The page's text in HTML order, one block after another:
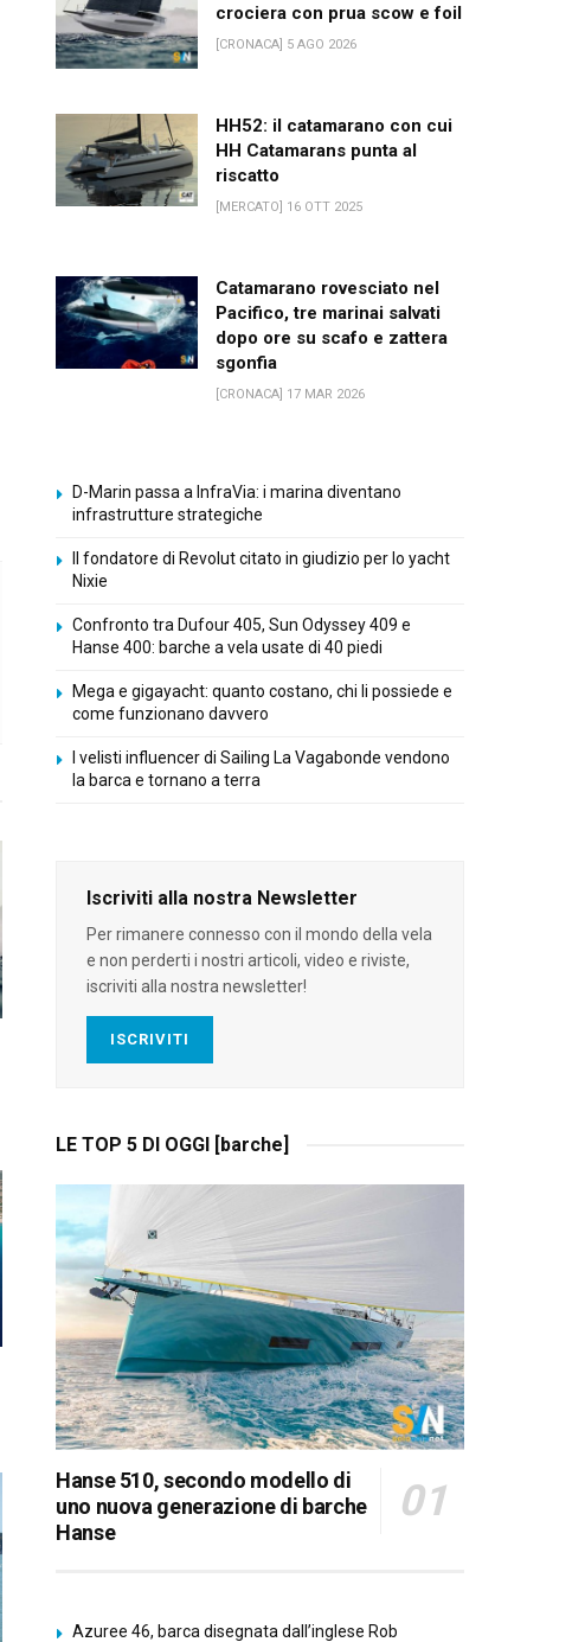
crociera con prua scow e foil
[CRONACA] 5 AGO 2026
HH52: il catamarano con cui
HH Catamarans punta al
riscatto
[MERCATO] 16 OTT 2025
Catamarano rovesciato nel
Pacifico, tre marinai salvati
dopo ore su scafo e zattera
sgonfia
[CRONACA] 17 MAR 2026
D-Marin passa a InfraVia: i marina diventano
infrastrutture strategiche
Il fondatore di Revolut citato in giudizio per lo yacht
Nixie
Confronto tra Dufour 405, Sun Odyssey 409 e
Hanse 400: barche a vela usate di 40 piedi
Mega e gigayacht: quanto costano, chi li possiede e
come funzionano davvero
I velisti influencer di Sailing La Vagabonde vendono
la barca e tornano a terra
Iscriviti alla nostra Newsletter
Per rimanere connesso con il mondo della vela
e non perderti i nostri articoli, video e riviste,
iscriviti alla nostra newsletter!
ISCRIVITI
LE TOP 5 DI OGGI [barche]
Hanse 510, secondo modello di
uno nuova generazione di barche
Hanse
Azuree 46, barca disegnata dall’inglese Rob